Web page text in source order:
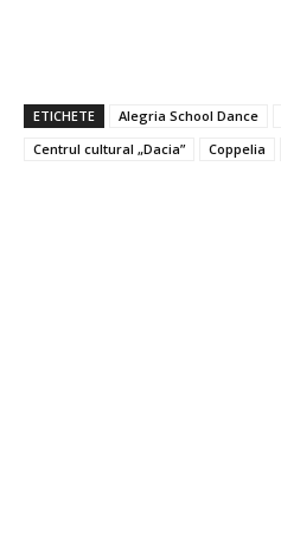
ETICHETE Alegria School Dance
Centrul cultural „Dacia”
Coppelia